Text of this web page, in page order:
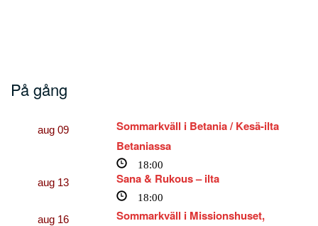
På gång
aug 09
Sommarkväll i Betania / Kesä-ilta
Betaniassa
18:00
aug 13 Sana & Rukous – ilta
18:00
aug 16
Sommarkväll i Missionshuset,